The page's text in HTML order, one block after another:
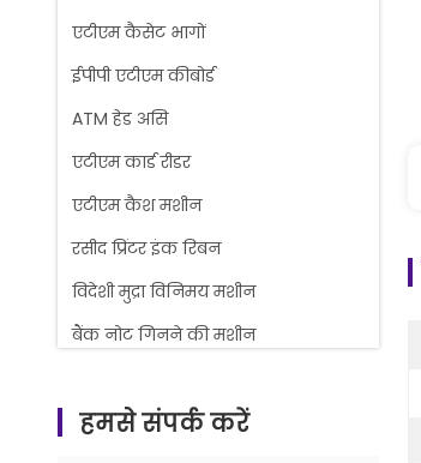
एटीएम कैसेट भागों
ईपीपी एटीएम कीबोर्ड
ATM हेड असि
एटीएम कार्ड रीडर
एटीएम कैश मशीन
रसीद प्रिंटर इंक रिबन
विदेशी मुद्रा विनिमय मशीन
बैंक नोट गिनने की मशीन
एटीएम कैश कैसेट
हमसे संपर्क करें